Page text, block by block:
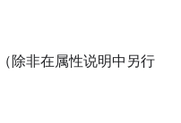
除非在属性说明中另行